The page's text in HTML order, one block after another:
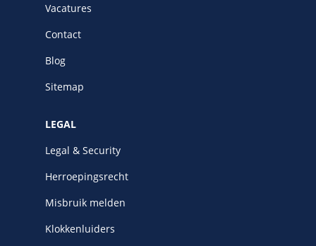
Vacatures
Contact
Blog
Sitemap
LEGAL
Legal & Security
Herroepingsrecht
Misbruik melden
Klokkenluiders